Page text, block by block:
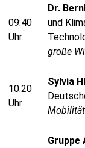
09:40
Uhr
Dr.
und
große
10:20
Uhr
Sylvia
Gruppe